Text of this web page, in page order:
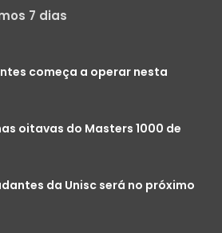
7 dias
começa a operar nesta
oitavas do Masters 1000 de
da Unisc será no próximo